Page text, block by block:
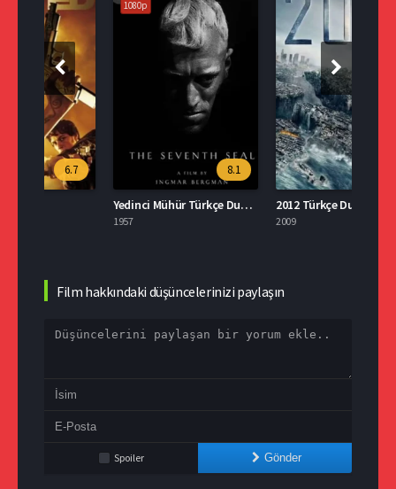
1080p
Yedinci Mühür Türkçe Dublaj İzle
5.9
2012 Türkçe Dublaj İzle
Film hakkındaki düşüncelerinizi paylaşın
Spoiler Gönder